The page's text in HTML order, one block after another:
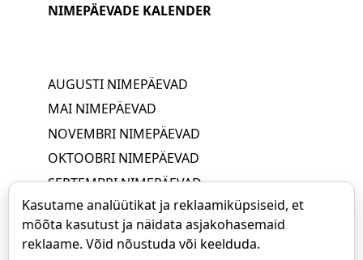
NIMEPÄEVADE KALENDER
AUGUSTI NIMEPÄEVAD
MAI NIMEPÄEVAD
NOVEMBRI NIMEPÄEVAD
OKTOOBRI NIMEPÄEVAD
SEPTEMBRI NIMEPÄEVAD
JUUNI NIMEPÄEVAD
APRILLI NIMEPÄEVAD
Kasutame analüütikat ja reklaamiküpsiseid, et
mõõta kasutust ja näidata asjakohasemaid
reklaame. Võid nõustuda või keelduda.